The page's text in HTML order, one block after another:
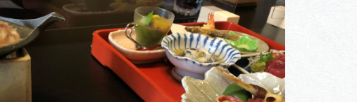
土産
体験予約サイト「ＶＩＳＩＴ
岐阜県」
トドア観光キャン
岐阜県まるごと観光エリアガ
イド